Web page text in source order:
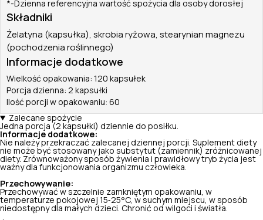
*-Dzienna referencyjna wartość spożycia dla osoby dorosłej
Składniki
Żelatyna (kapsułka), skrobia ryżowa, stearynian magnezu
(pochodzenia roślinnego)
Informacje dodatkowe
Wielkość opakowania: 120 kapsułek
Porcja dzienna: 2 kapsułki
Ilość porcji w opakowaniu: 60
Zalecane spożycie
Jedna porcja (2 kapsułki) dziennie do posiłku.
Informacje dodatkowe:
Nie należy przekraczać zalecanej dziennej porcji. Suplement diety
nie może być stosowany jako substytut (zamiennik) zróżnicowanej
diety. Zrównoważony sposób żywienia i prawidłowy tryb życia jest
ważny dla funkcjonowania organizmu człowieka.
Przechowywanie:
Przechowywać w szczelnie zamkniętym opakowaniu, w
temperaturze pokojowej 15‑25°C, w suchym miejscu, w sposób
niedostępny dla małych dzieci. Chronić od wilgoci i światła.